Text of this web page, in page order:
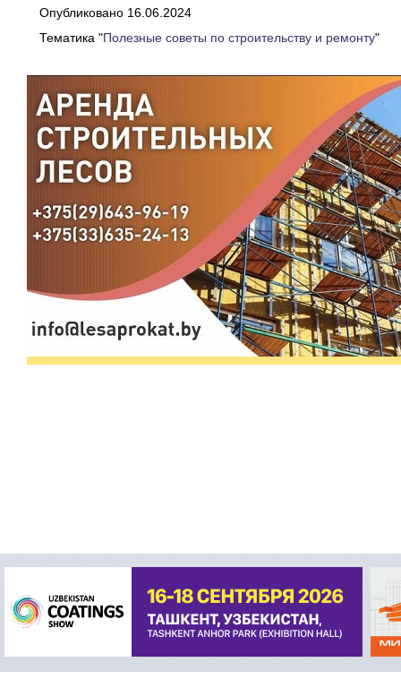
Опубликовано 16.06.2024
Тематика "Полезные советы по строительству и ремонту"